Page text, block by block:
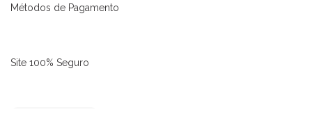
Métodos de Pagamento
Site 100% Seguro